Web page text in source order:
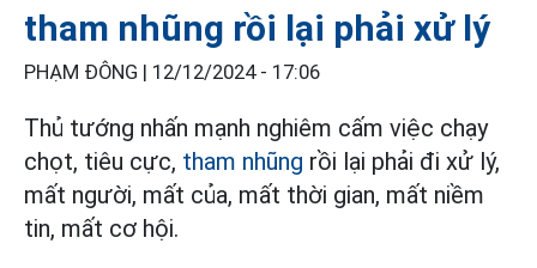
tham nhũng rồi lại phải xử lý
PHẠM ĐÔNG | 12/12/2024 - 17:06
Thủ tướng nhấn mạnh nghiêm cấm việc chạy
chọt, tiêu cực, tham nhũng rồi lại phải đi xử lý,
mất người, mất của, mất thời gian, mất niềm
tin, mất cơ hội.